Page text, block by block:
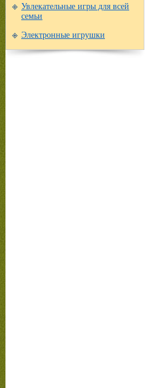
Увлекательные игры для всей
семьи
Электронные игрушки